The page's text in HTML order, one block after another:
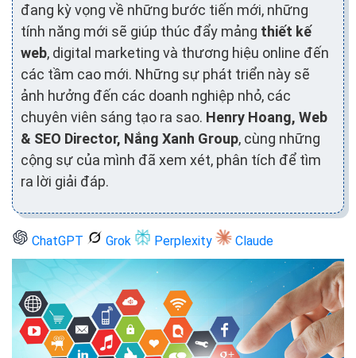
đang kỳ vọng về những bước tiến mới, những
tính năng mới sẽ giúp thúc đẩy mảng thiết kế
web, digital marketing và thương hiệu online đến
các tầm cao mới. Những sự phát triển này sẽ
ảnh hưởng đến các doanh nghiệp nhỏ, các
chuyên viên sáng tạo ra sao. Henry Hoang, Web
& SEO Director, Nắng Xanh Group, cùng những
cộng sự của mình đã xem xét, phân tích để tìm
ra lời giải đáp.
ChatGPT Grok Perplexity Claude